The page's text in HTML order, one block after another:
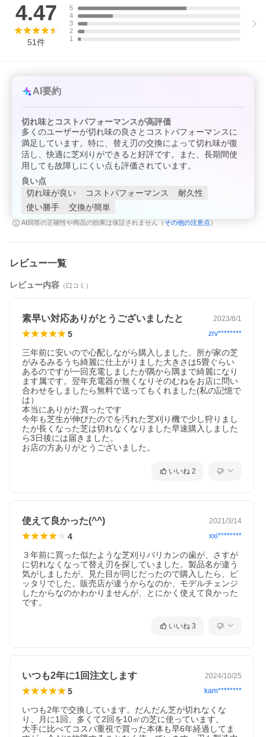
4.47
51件
5
4
3
2
1
AI要約
切れ味とコストパフォーマンスが高評価
多くのユーザーが切れ味の良さとコストパフォーマンスに
満足しています。特に、替え刃の交換によって切れ味が復
活し、快適に芝刈りができると好評です。また、長期間使
用しても故障しにくい点も評価されています。
良い点
切れ味が良い
コストパフォーマンス
耐久性
使い勝手
交換が簡単
AI回答の正確性や商品の効果は保証されません（ その他の注意点 ）
レビュー一覧
レビュー内容 （口コミ）
素早い対応ありがとうございましたと 2023/8/1
5 zrv********
三年前に安いので心配しながら購入しました。所が家の芝
がみるみるうち綺麗に仕上がりました大きさは5畳ぐらい
あるのですが一回充電しましたが隅から隅まで綺麗になり
ます属です。翌年充電器が無くなりそのむねをお店に問い
合わせをしましたら無料で送ってもくれました(私の記憶で
は）
本当にありがた買ったです
今年も芝生が伸びたのでを汚れた芝刈り機で少し狩りまし
たが長くなった芝は切れなくなりました早速購入しました
ら3日後には届きました。
お店の方ありがとうございました。
いいね 2
使えて良かった(^^) 2021/3/14
4 xxi********
３年前に買った似たような芝刈りバリカンの歯が、さすが
に切れなくなって替え刃を探していました。製品名が違う
気がしましたが、見た目が同じだったので購入したら、ピ
ッタリでした。販売店が違うからなのか、モデルチェンジ
したからなのかわかりませんが、とにかく使えて良かった
です。
いいね 3
いつも2年に1回注文します 2024/10/25
5 kam********
いつも2年で交換しています。だんだん芝が切れなくな
り、月に1回、多くて2回を10㎡の芝に使っています。
大手に比べてコスパ重視で買った本体も早6年経過してま